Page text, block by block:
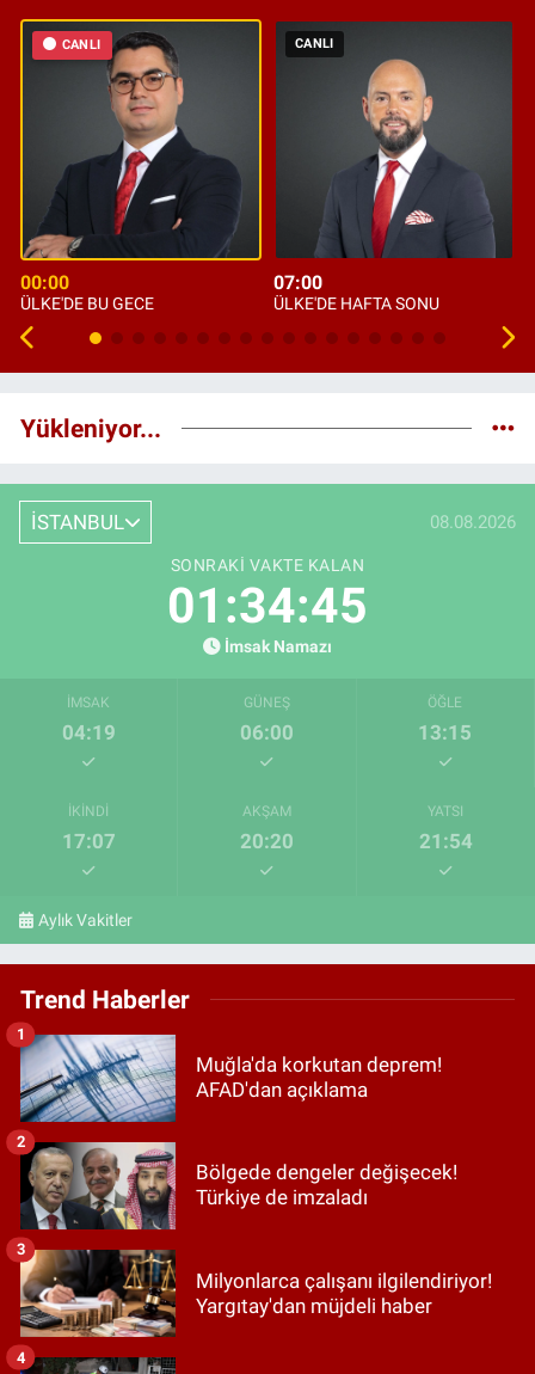
CANLI
00:00
ÜLKE'DE BU GECE
CANLI
07:00
ÜLKE'DE HAFTA SONU
Yükleniyor...
İSTANBUL 08.08.2026
SONRAKI VAKTE KALAN
01:34:44
İmsak Namazı
İMSAK
04:19
GÜNEŞ
06:00
ÖĞLE
13:15
İKINDI
17:07
AKŞAM
20:20
YATSI
21:54
Aylık Vakitler
Trend Haberler
Muğla'da korkutan deprem!
AFAD'dan açıklama
1
Bölgede dengeler değişecek!
Türkiye de imzaladı
2
Milyonlarca çalışanı ilgilendiriyor!
Yargıtay'dan müjdeli haber
3
4